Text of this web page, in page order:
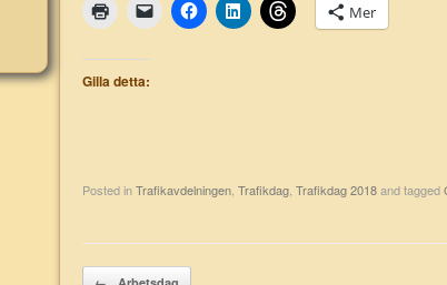
Mer
Gilla detta:
Posted inTrafikavdelningen, Trafikdag, Trafikdag 2018and tagged
Post navigation